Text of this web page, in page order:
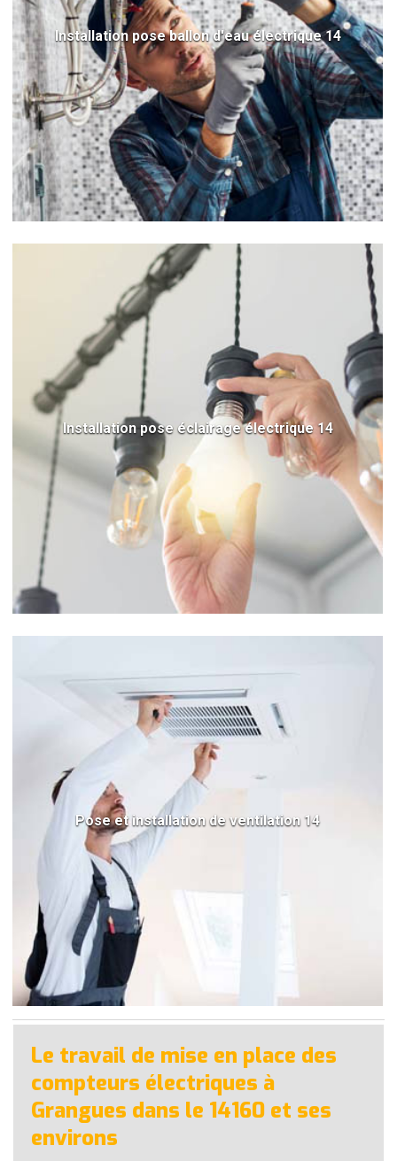
Installation pose ballon d'eau électrique 14
Installation pose éclairage électrique 14
Pose et installation de ventilation 14
Le travail de mise en place des
compteurs électriques à
Grangues dans le 14160 et ses
environs